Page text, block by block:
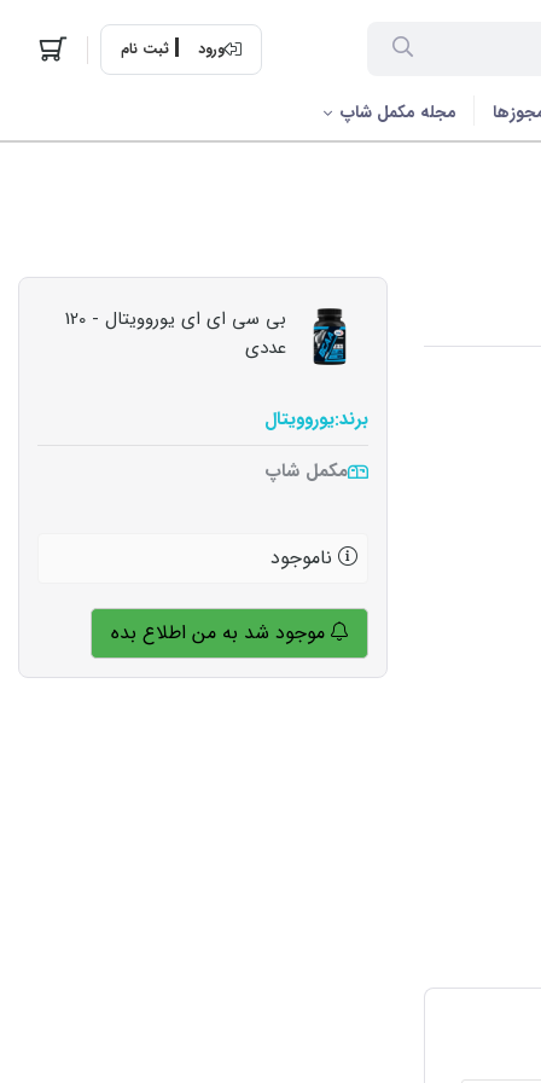
ورود ثبت نام
مجله مکمل شاپ
بی سی ای ای یوروویتال - 120
عددی
برند:یوروویتال
مکمل شاپ
ناموجود
موجود شد به من اطلاع بده